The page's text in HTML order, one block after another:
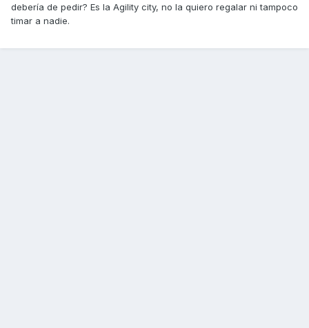
debería de pedir? Es la Agility city, no la quiero regalar ni tampoco
timar a nadie.